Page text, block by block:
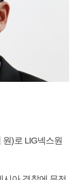
)로 LIG넥스원